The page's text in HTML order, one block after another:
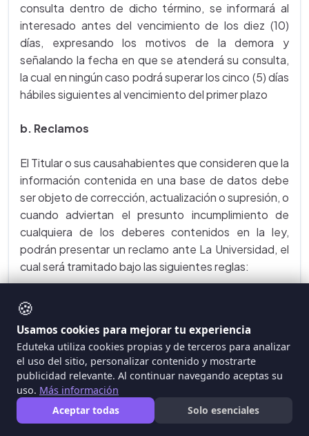
consulta dentro de dicho término, se informará al
interesado antes del vencimiento de los diez (10)
días, expresando los motivos de la demora y
señalando la fecha en que se atenderá su consulta,
la cual en ningún caso podrá superar los cinco (5) días
hábiles siguientes al vencimiento del primer plazo
b. Reclamos
El Titular o sus causahabientes que consideren que la
información contenida en una base de datos debe
ser objeto de corrección, actualización o supresión, o
cuando adviertan el presunto incumplimiento de
cualquiera de los deberes contenidos en la ley,
podrán presentar un reclamo ante La Universidad, el
cual será tramitado bajo las siguientes reglas:
identificación del titular, la descripción de los
hechos que dan lugar al reclamo, la dirección, y
acompañando los documentos que se quiera
hacer valer. Si el reclamo resulta incompleto, se
requerirá al interesado dentro de los cinco (5) días
siguientes a la recepción del reclamo para que
🍪
Usamos cookies para mejorar tu experiencia
Eduteka utiliza cookies propias y de terceros para analizar
el uso del sitio, personalizar contenido y mostrarte
publicidad relevante. Al continuar navegando aceptas su
uso. Más información
Aceptar todas
Solo esenciales